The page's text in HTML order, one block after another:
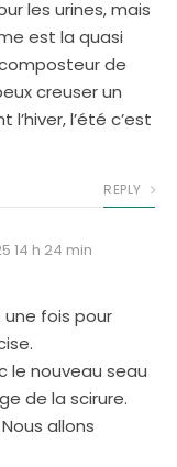
les urines, mais
est la quasi
de
creuser un
l’été c’est
REPLY
14 h 24 min
fois pour
le nouveau seau
de la scirure.
allons